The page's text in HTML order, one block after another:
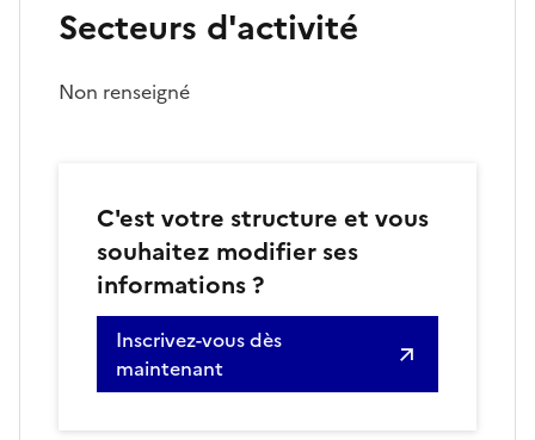
Secteurs d'activité
Non renseigné
C'est votre structure et vous
souhaitez modifier ses
informations ?
Inscrivez-vous dès
maintenant